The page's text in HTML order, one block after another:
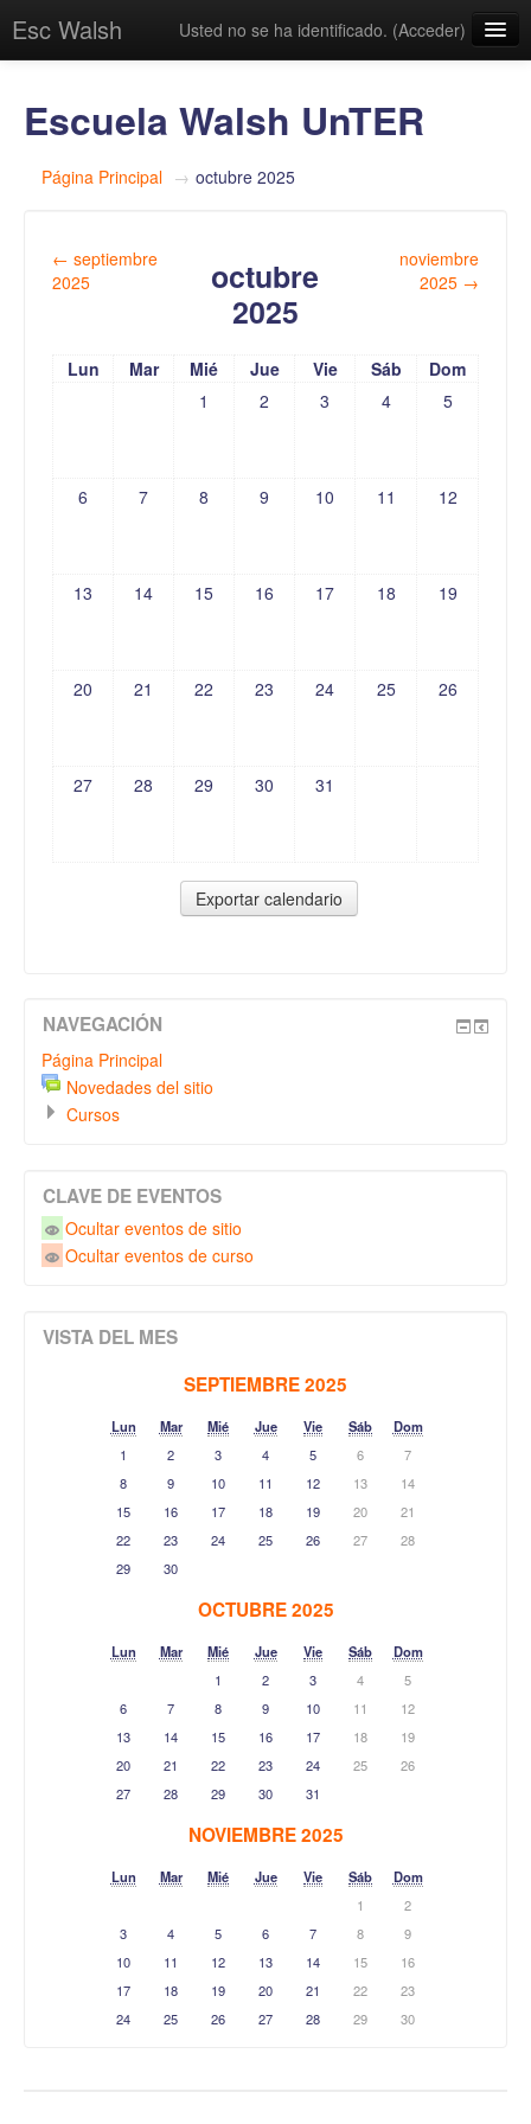
Esc Walsh Usted no se ha identificado. (Acceder)
Escuela Walsh UnTER
Página Principal → octubre 2025
← septiembre
2025
octubre
2025
noviembre
2025 →
Lun Mar Mié Jue Vie Sáb
Dom
1
2 3 4 5
6 7 8 9 10 11 12
13 14 15 16 17 18 19
20 21 22 23 24 25 26
27 28 29 30 31
NAVEGACIÓN
Página Principal
Novedades del sitio
Cursos
CLAVE DE EVENTOS
Ocultar eventos de sitio
Ocultar eventos de curso
VISTA DEL MES
SEPTIEMBRE 2025
Lun Mar Mié Jue Vie Sáb
Dom
1
2 3 4 5 6
7
8
9 10 11 12 13
14
15
16 17 18 19 20
21
22
23 24 25 26 27
28
29
30
OCTUBRE 2025
Lun Mar Mié Jue Vie Sáb
Dom
1
2 3 4
5
6
7 8 9 10 11
12
13
14 15 16 17 18
19
20
21 22 23 24 25
26
27
28 29 30 31
NOVIEMBRE 2025
Lun Mar Mié Jue Vie Sáb
Dom
1
2
3
4 5 6 7 8
9
10
11 12 13 14 15
16
17
18 19 20 21 22
23
24
25 26 27 28 29 30